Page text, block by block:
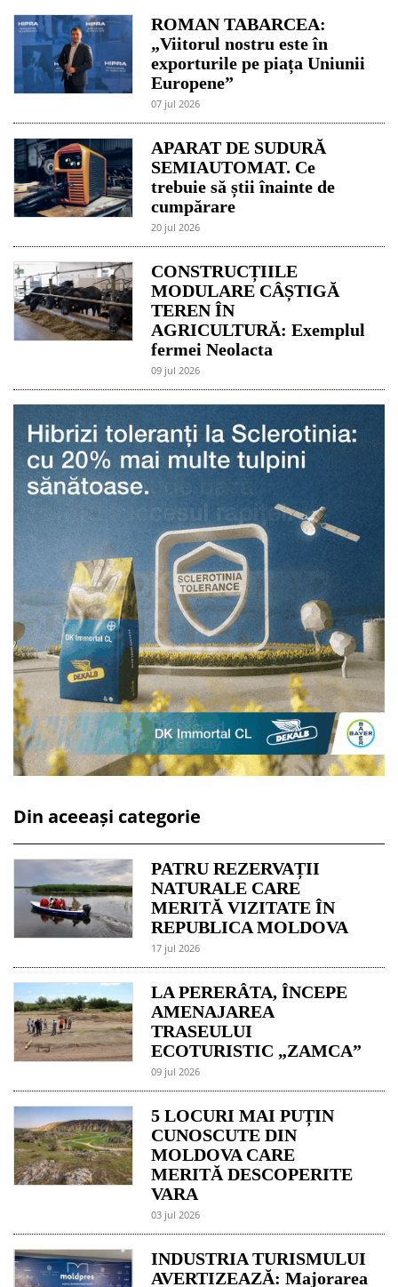
ROMAN TABARCEA:
„Viitorul nostru este în
exporturile pe piața Uniunii
Europene”
07 jul 2026
APARAT DE SUDURĂ
SEMIAUTOMAT. Ce
trebuie să știi înainte de
cumpărare
20 jul 2026
CONSTRUCȚIILE
MODULARE CÂȘTIGĂ
TEREN ÎN
AGRICULTURĂ: Exemplul
fermei Neolacta
09 jul 2026
Din aceeași categorie
PATRU REZERVAȚII
NATURALE CARE
MERITĂ VIZITATE ÎN
REPUBLICA MOLDOVA
17 jul 2026
LA PERERÂTA, ÎNCEPE
AMENAJAREA
TRASEULUI
ECOTURISTIC „ZAMCA”
09 jul 2026
5 LOCURI MAI PUȚIN
CUNOSCUTE DIN
MOLDOVA CARE
MERITĂ DESCOPERITE
VARA
03 jul 2026
INDUSTRIA TURISMULUI
AVERTIZEAZĂ: Majorarea